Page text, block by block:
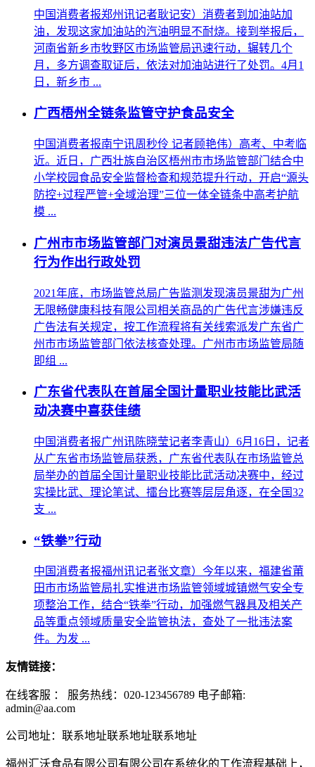
中国消费者报郑州讯记者耿记安）消费者到加油站加
油，发现这家加油站的汽油明显不耐烧。接到举报后，
河南省新乡市牧野区市场监管局迅速行动，辗转几个
月，多方调查取证后，依法对加油站进行了处罚。4月1
日，新乡市 ...
广西梧州全链条监管守护食品安全
中国消费者报南宁讯周秒伶 记者顾艳伟）高考、中考临
近。近日，广西壮族自治区梧州市市场监管部门结合中
小学校园食品安全监督检查和规范提升行动，开启“源头
防控+过程严管+全域治理”三位一体全链条中高考护航
模 ...
广州市市场监管部门对演员景甜违法广告代言
行为作出行政处罚
2021年底，市场监管总局广告监测发现演员景甜为广州
无限畅健康科技有限公司相关商品的广告代言涉嫌违反
广告法有关规定，按工作流程将有关线索派发广东省广
州市市场监管部门依法核查处理。广州市市场监管局随
即组 ...
广东省代表队在首届全国计量职业技能比武活
动决赛中喜获佳绩
中国消费者报广州讯陈晓莹记者李青山）6月16日，记者
从广东省市场监管局获悉，广东省代表队在市场监管总
局举办的首届全国计量职业技能比武活动决赛中，经过
实操比武、理论笔试、擂台比赛等层层角逐，在全国32
支 ...
“铁拳”行动
中国消费者报福州讯记者张文章）今年以来，福建省莆
田市市场监管局扎实推进市场监管领域城镇燃气安全专
项整治工作，结合“铁拳”行动，加强燃气器具及相关产
品等重点领域质量安全监管执法，查处了一批违法案
件。为发 ...
友情链接：
在线客服 ：
服务热线：020-123456789 电子邮箱:
admin@aa.com
公司地址：联系地址联系地址联系地址
福州汇沃食品有限公司有限公司在系统化的工作流程基础上，